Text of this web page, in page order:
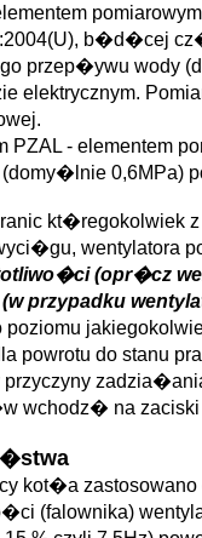
b�d�cej
przep�ywu wody
elektrycznym.
- elementem
0,6MPa)
wentylatora
(opr�cz
przypadku
poziomu
do stanu
na zaciski
kot�a
(falownika)